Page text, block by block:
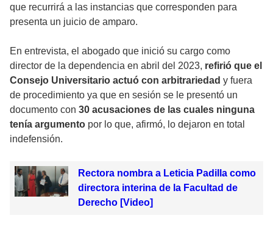
que recurrirá a las instancias que corresponden para
presenta un juicio de amparo.
En entrevista, el abogado que inició su cargo como
director de la dependencia en abril del 2023, refirió que el
Consejo Universitario actuó con arbitrariedad y fuera
de procedimiento ya que en sesión se le presentó un
documento con 30 acusaciones de las cuales ninguna
tenía argumento por lo que, afirmó, lo dejaron en total
indefensión.
Rectora nombra a Leticia Padilla como
directora interina de la Facultad de
Derecho [Video]